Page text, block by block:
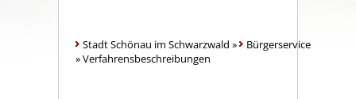
Stadt Schönau im Schwarzwald »
Bürgerservice
»Verfahrensbeschreibungen